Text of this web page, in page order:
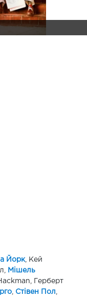
Йорк, Кей
Мішель
Герберт
, Стівен Пол